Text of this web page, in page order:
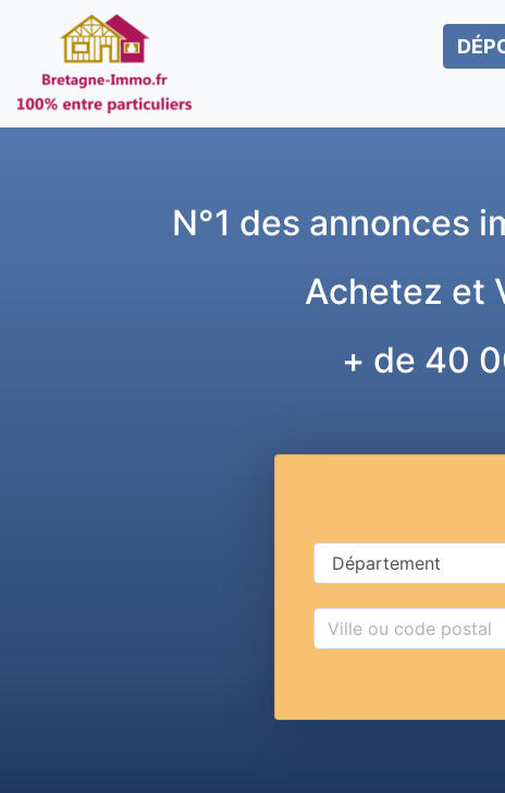
N°1 des annonces
Achetez et
+ de 40